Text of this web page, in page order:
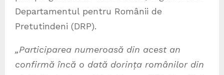
Departamentul pentru Românii de
Pretutindeni (DRP).
„Participarea numeroasă din acest an
confirmă încă o dată dorința românilor din